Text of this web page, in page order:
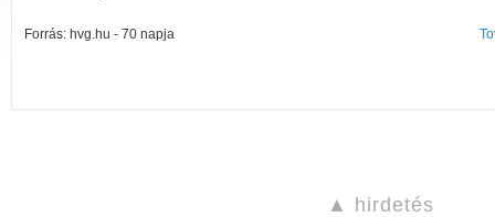
Forrás: hvg.hu - 70 napja
▲ hirdetés